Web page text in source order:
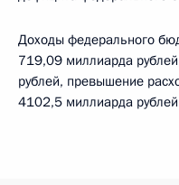
Доходы федерального
719,09 миллиарда
рублей, превышение
4102,5 миллиарда